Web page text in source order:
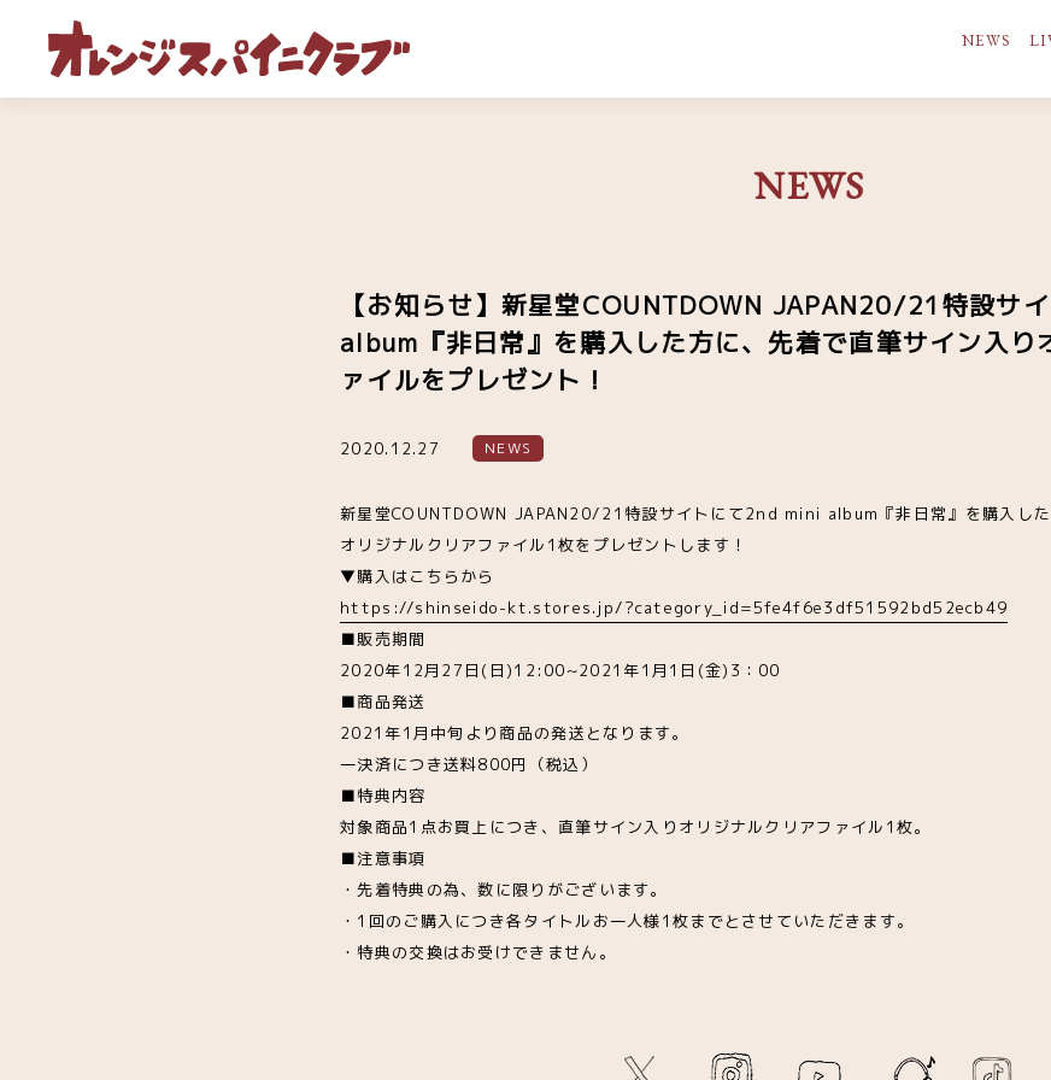
NEWS
NEWS
【お知らせ】新星堂COUNTDOWN JAPAN20/21特設サ
album『非日常』を購入した方に、先着で直筆サイン入り
ァイルをプレゼント！
2020.12.27 NEWS
新星堂COUNTDOWN JAPAN20/21特設サイトにて2nd mini album『非日常』を購入した
オリジナルクリアファイル1枚をプレゼントします！
▼購入はこちらから
https://shinseido-kt.stores.jp/?category_id=5fe4f6e3df51592bd52ecb49
■販売期間
2020年12月27日(日)12:00~2021年1月1日(金)3：00
■商品発送
2021年1月中旬より商品の発送となります。
一決済につき送料800円（税込）
■特典内容
対象商品1点お買上につき、直筆サイン入りオリジナルクリアファイル1枚。
■注意事項
・先着特典の為、数に限りがございます。
・1回のご購入につき各タイトルお一人様1枚までとさせていただきます。
・特典の交換はお受けできません。